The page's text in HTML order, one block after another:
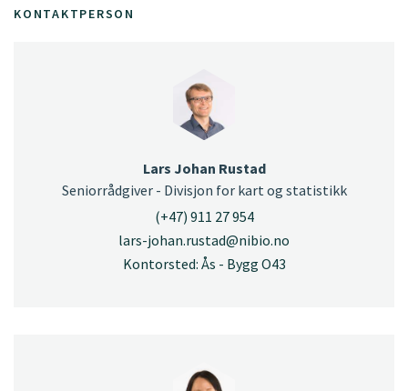
KONTAKTPERSON
Lars Johan Rustad
Seniorrådgiver - Divisjon for kart og statistikk
(+47) 911 27 954
lars-johan.rustad@nibio.no
Kontorsted: Ås - Bygg O43